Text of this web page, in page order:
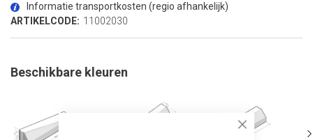
Close
de
afbeeldingen-
Informatie transportkosten (regio afhankelijk)
ARTIKELCODE: 11002030
Beschikbare kleuren